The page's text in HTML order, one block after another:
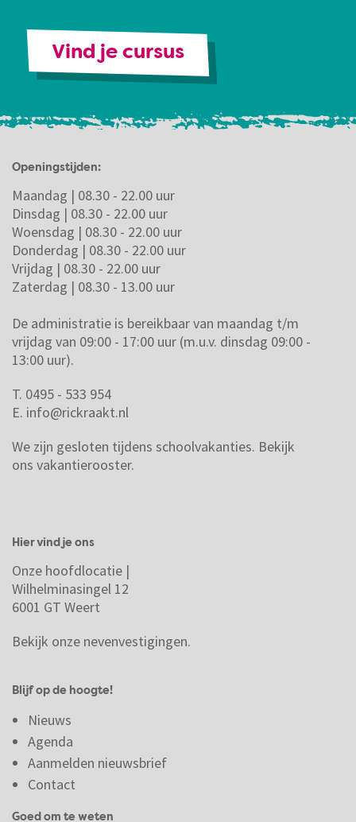
Vind je cursus
Openingstijden:
Maandag | 08.30 - 22.00 uur
Dinsdag | 08.30 - 22.00 uur
Woensdag | 08.30 - 22.00 uur
Donderdag | 08.30 - 22.00 uur
Vrijdag | 08.30 - 22.00 uur
Zaterdag | 08.30 - 13.00 uur
De administratie is bereikbaar van maandag t/m
vrijdag van 09:00 - 17:00 uur (m.u.v. dinsdag 09:00 -
13:00 uur).
T. 0495 - 533 954
E. info@rickraakt.nl
We zijn gesloten tijdens schoolvakanties. Bekijk
ons vakantierooster.
Hier vind je ons
Onze hoofdlocatie |
Wilhelminasingel 12
6001 GT Weert
Bekijk onze nevenvestigingen.
Blijf op de hoogte!
Nieuws
Agenda
Aanmelden nieuwsbrief
Contact
Goed om te weten